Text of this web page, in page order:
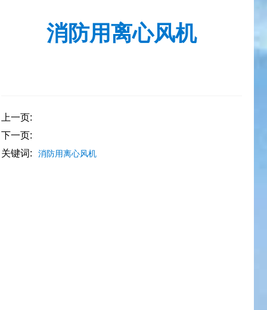
消防用离心风机
上一页:
下一页:
关键词:
消防用离心风机